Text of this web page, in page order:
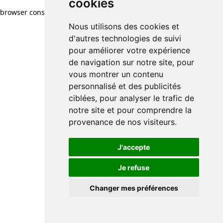
cookies
Nous utilisons des cookies et
d'autres technologies de suivi
pour améliorer votre expérience
de navigation sur notre site, pour
vous montrer un contenu
personnalisé et des publicités
ciblées, pour analyser le trafic de
notre site et pour comprendre la
provenance de nos visiteurs.
J'accepte
Je refuse
Changer mes préférences
browser console for more information)